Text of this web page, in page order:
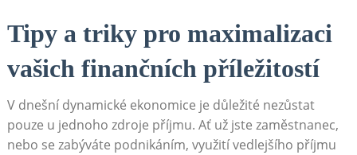
Tipy a triky‌ pro ​maximalizaci‌
vašich ​finančních ⁢příležitostí
V dnešní ‍dynamické ekonomice je ‌důležité ⁣nezůstat
pouze u jednoho zdroje příjmu.‌ Ať už jste zaměstnanec, ​
nebo se zabýváte podnikáním, využití vedlejšího⁢ příjmu​